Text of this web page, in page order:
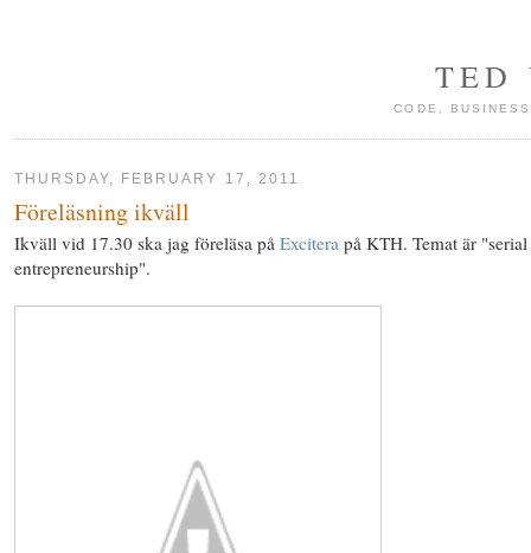
TED
CODE,
THURSDAY, FEBRUARY 17, 2011
Föreläsning ikväll
Ikväll vid 17.30 ska jag föreläsa på Excitera på KTH. Temat är "serial
entrepreneurship".